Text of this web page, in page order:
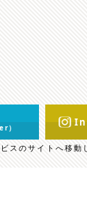
）
スのサイトへ移